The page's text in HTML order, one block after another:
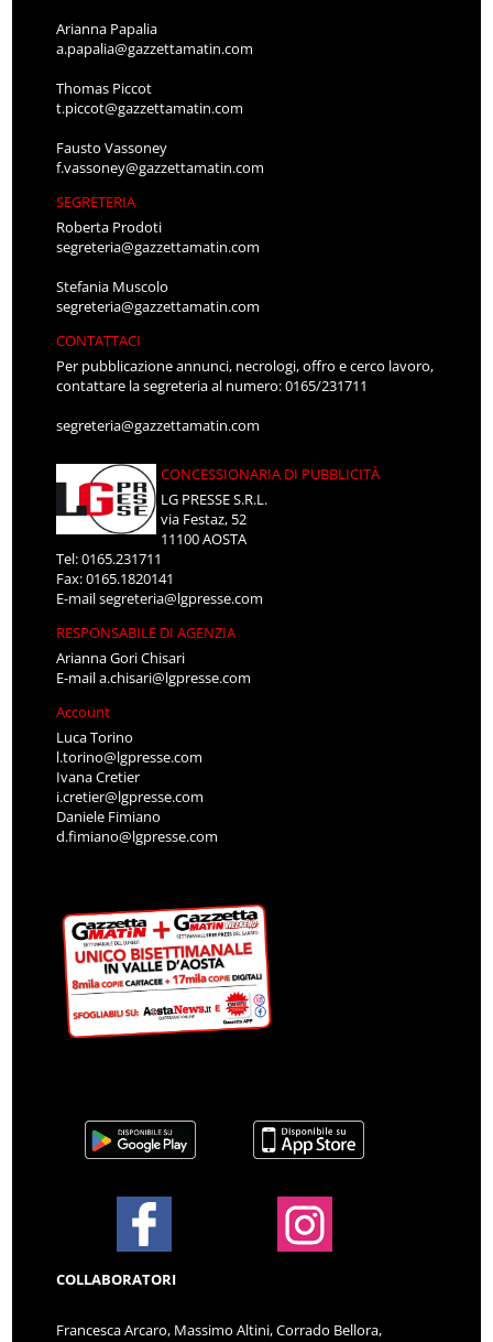
Arianna Papalia
a.papalia@gazzettamatin.com
Thomas Piccot
t.piccot@gazzettamatin.com
Fausto Vassoney
f.vassoney@gazzettamatin.com
SEGRETERIA
Roberta Prodoti
segreteria@gazzettamatin.com
Stefania Muscolo
segreteria@gazzettamatin.com
CONTATTACI
Per pubblicazione annunci, necrologi, offro e cerco lavoro,
contattare la segreteria al numero: 0165/231711
segreteria@gazzettamatin.com
CONCESSIONARIA DI PUBBLICITÀ
LG PRESSE S.R.L.
via Festaz, 52
11100 AOSTA
Tel: 0165.231711
Fax: 0165.1820141
E-mailsegreteria@lgpresse.com
RESPONSABILE DI AGENZIA
Arianna Gori Chisari
E-maila.chisari@lgpresse.com
Account
Luca Torino
l.torino@lgpresse.com
Ivana Cretier
i.cretier@lgpresse.com
Daniele Fimiano
d.fimiano@lgpresse.com
COLLABORATORI
Francesca Arcaro, Massimo Altini, Corrado Bellora,